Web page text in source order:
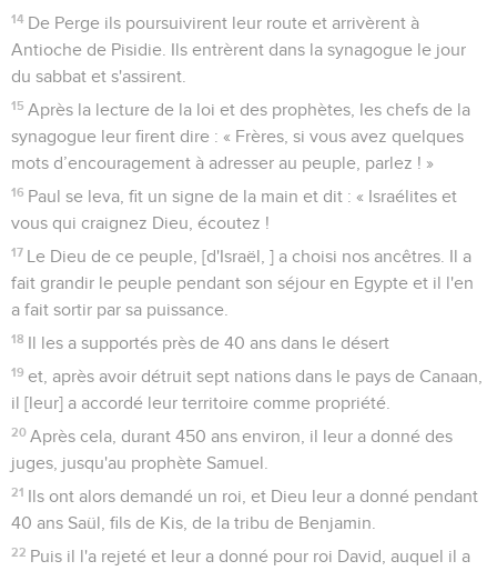
14 De Perge ils poursuivirent leur route et arrivèrent à
Antioche de Pisidie. Ils entrèrent dans la synagogue le jour
du sabbat et s'assirent.
15 Après la lecture de la loi et des prophètes, les chefs de la
synagogue leur firent dire : « Frères, si vous avez quelques
mots d’encouragement à adresser au peuple, parlez ! »
16 Paul se leva, fit un signe de la main et dit : « Israélites et
vous qui craignez Dieu, écoutez !
17 Le Dieu de ce peuple, [d'Israël, ] a choisi nos ancêtres. Il a
fait grandir le peuple pendant son séjour en Egypte et il l'en
a fait sortir par sa puissance.
18 Il les a supportés près de 40 ans dans le désert
19 et, après avoir détruit sept nations dans le pays de Canaan,
il [leur] a accordé leur territoire comme propriété.
20 Après cela, durant 450 ans environ, il leur a donné des
juges, jusqu'au prophète Samuel.
21 Ils ont alors demandé un roi, et Dieu leur a donné pendant
40 ans Saül, fils de Kis, de la tribu de Benjamin.
22 Puis il l'a rejeté et leur a donné pour roi David, auquel il a